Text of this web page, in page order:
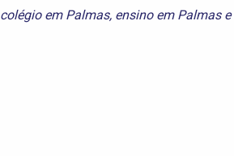
colégio em Palmas, ensino em Palmase